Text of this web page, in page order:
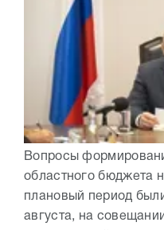
Вопросы
областного бюджета
плановый период
августа, на